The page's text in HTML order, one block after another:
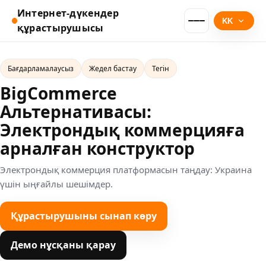
Интернет-дүкендер
құрастырушысы
KK
Бағдарламалаусыз Жедел бастау Тегін
BigCommerce
Альтернативасы:
Электрондық коммерцияға
арналған конструктор
Электрондық коммерция платформасын таңдау: Украина
үшін ыңғайлы шешімдер.
Құрастырушыны сынап көру
Демо нұсқаны қарау